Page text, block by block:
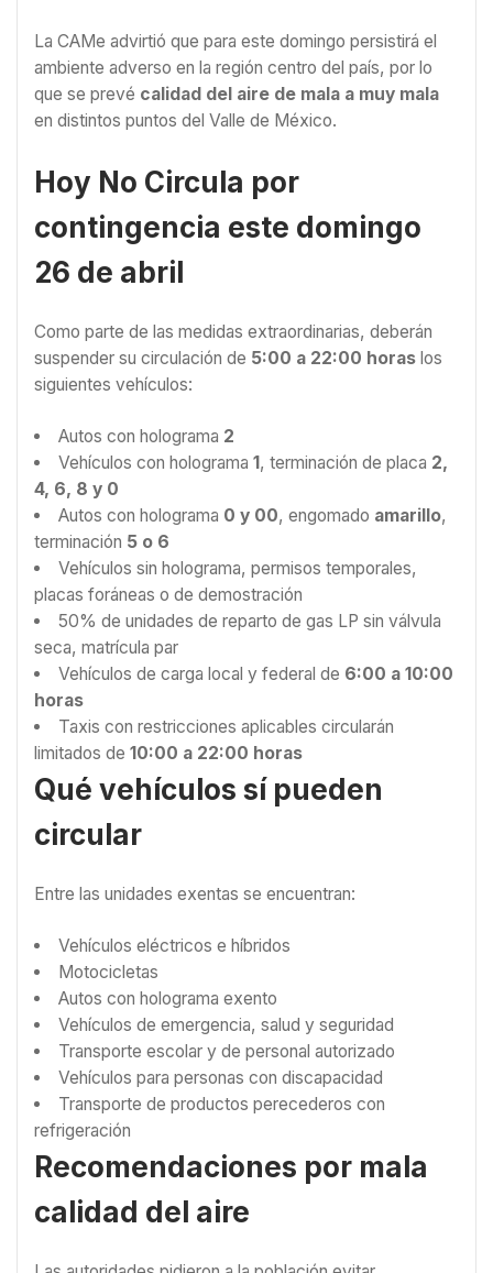
La CAMe advirtió que para este domingo persistirá el
ambiente adverso en la región centro del país, por lo
que se prevé calidad del aire de mala a muy mala
en distintos puntos del Valle de México.
Hoy No Circula por
contingencia este domingo
26 de abril
Como parte de las medidas extraordinarias, deberán
suspender su circulación de 5:00 a 22:00 horas los
siguientes vehículos:
Autos con holograma 2
Vehículos con holograma 1 , terminación de placa 2,
4, 6, 8 y 0
Autos con holograma 0 y 00, engomado amarillo,
terminación 5 o 6
Vehículos sin holograma, permisos temporales,
placas foráneas o de demostración
50% de unidades de reparto de gas LP sin válvula
seca, matrícula par
Vehículos de carga local y federal de 6:00 a 10:00
horas
Taxis con restricciones aplicables circularán
limitados de 10:00 a 22:00 horas
Qué vehículos sí pueden
circular
Entre las unidades exentas se encuentran:
Vehículos eléctricos e híbridos
Motocicletas
Autos con holograma exento
Vehículos de emergencia, salud y seguridad
Transporte escolar y de personal autorizado
Vehículos para personas con discapacidad
Transporte de productos perecederos con
refrigeración
Recomendaciones por mala
calidad del aire